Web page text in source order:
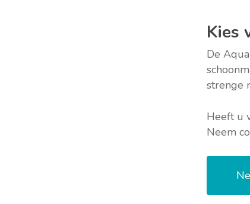
Kies
De
strenge
Heeft u
Neem